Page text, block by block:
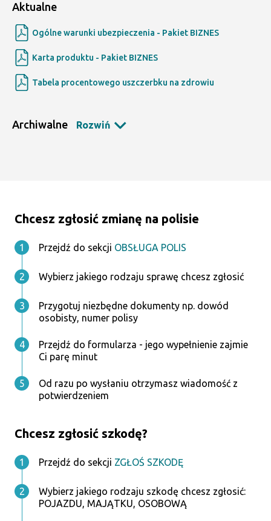
Aktualne
Ogólne warunki ubezpieczenia - Pakiet BIZNES
Karta produktu - Pakiet BIZNES
Tabela procentowego uszczerbku na zdrowiu
Archiwalne Rozwiń
Chcesz zgłosić zmianę na polisie
Przejdź do sekcji OBSŁUGA POLIS
Wybierz jakiego rodzaju sprawę chcesz zgłosić
Przygotuj niezbędne dokumenty np. dowód
osobisty, numer polisy
Przejdź do formularza - jego wypełnienie zajmie
Ci parę minut
Od razu po wysłaniu otrzymasz wiadomość z
potwierdzeniem
Chcesz zgłosić szkodę?
Przejdź do sekcji ZGŁOŚ SZKODĘ
Wybierz jakiego rodzaju szkodę chcesz zgłosić:
POJAZDU, MAJĄTKU, OSOBOWĄ